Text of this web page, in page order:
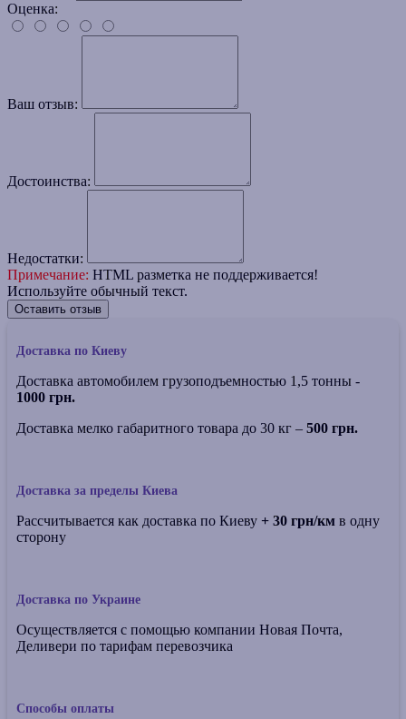
Оценка:
Ваш отзыв:
Достоинства:
Недостатки:
Примечание: HTML разметка не поддерживается!
Используйте обычный текст.
Оставить отзыв
Доставка по Киеву
Доставка автомобилем грузоподъемностью 1,5 тонны -
1000 грн.
Доставка мелко габаритного товара до 30 кг – 500 грн.
Доставка за пределы Киева
Рассчитывается как доставка по Киеву + 30 грн/км в одну
сторону
Доставка по Украине
Осуществляется с помощью компании Новая Почта,
Деливери по тарифам перевозчика
Способы оплаты